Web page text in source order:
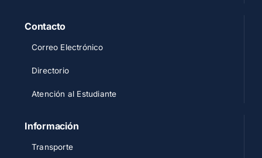
Contacto
Correo Electrónico
Directorio
Atención al Estudiante
Información
Transporte